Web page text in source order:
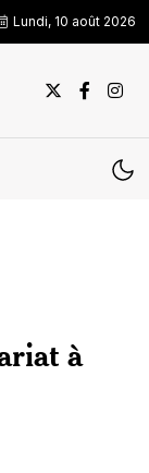
Lundi, 10 août 2026
à